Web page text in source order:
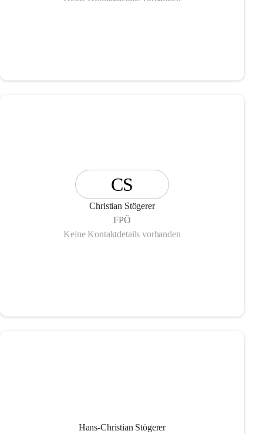
CS
Christian Stögerer
FPÖ
Keine Kontaktdetails vorhanden
Hans-Christian Stögerer